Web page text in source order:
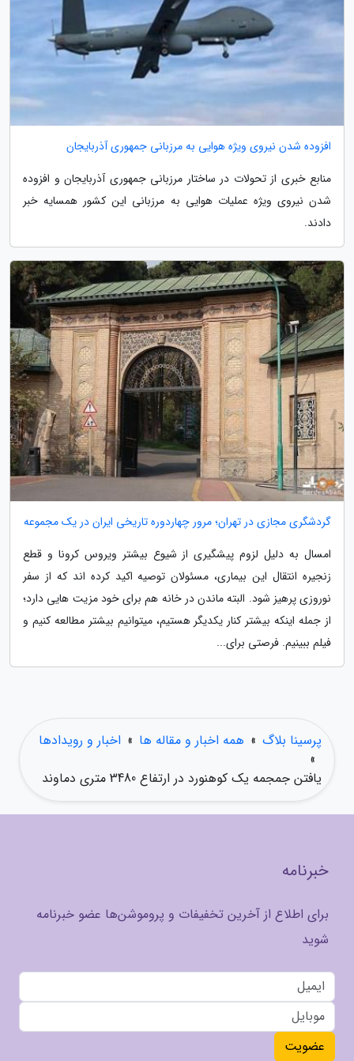
افزوده شدن نیروی ویژه هوایی به مرزبانی جمهوری آذربایجان
منابع خبری از تحولات در ساختار مرزبانی جمهوری آذربایجان و افزوده
شدن نیروی ویژه عملیات هوایی به مرزبانی این کشور همسایه خبر
دادند.
گردشگری مجازی در تهران؛ مرور چهاردوره تاریخی ایران در یک مجموعه
امسال به دلیل لزوم پیشگیری از شیوع بیشتر ویروس کرونا و قطع
زنجیره انتقال این بیماری، مسئولان توصیه اکید کرده اند که از سفر
نوروزی پرهیز شود. البته ماندن در خانه هم برای خود مزیت هایی دارد؛
از جمله اینکه بیشتر کنار یکدیگر هستیم، میتوانیم بیشتر مطالعه کنیم و
فیلم ببینیم. فرصتی برای...
پرسینا بلاگ » همه اخبار و مقاله ها » اخبار و رویدادها
»
یافتن جمجمه یک کوهنورد در ارتفاع 3480 متری دماوند
خبرنامه
برای اطلاع از آخرین تخفیفات و پروموشن‌ها عضو خبرنامه
شوید
عضویت